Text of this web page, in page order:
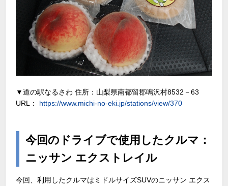
▼道の駅なるさわ 住所：山梨県南都留郡鳴沢村8532－63
URL：
https://www.michi-no-eki.jp/stations/view/370
今回のドライブで使用したクルマ：
ニッサン エクストレイル
今回、利用したクルマはミドルサイズSUVのニッサン エクス